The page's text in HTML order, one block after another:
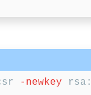
-newkey